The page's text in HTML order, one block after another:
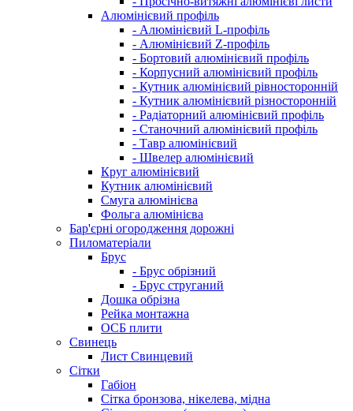
Алюмінієвий профіль
- Алюмінієвий L-профіль
- Алюмінієвий Z-профіль
- Бортовий алюмінієвий профіль
- Корпусний алюмінієвий профіль
- Кутник алюмінієвий рівносторонній
- Кутник алюмінієвий різносторонній
- Радіаторний алюмінієвий профіль
- Станочний алюмінієвий профіль
- Тавр алюмінієвий
- Швелер алюмінієвий
Круг алюмінієвий
Кутник алюмінієвий
Смуга алюмінієва
Фольга алюмінієва
Бар'єрні огородження дорожні
Пиломатеріали
Брус
- Брус обрізний
- Брус струганий
Дошка обрізна
Рейка монтажна
ОСБ плити
Cвинець
Лист Свинцевий
Сітки
Габіон
Сітка бронзова, нікелева, мідна